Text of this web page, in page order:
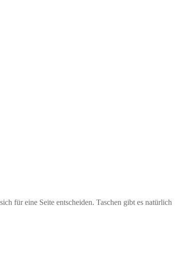
für eine Seite entscheiden. Taschen gibt es natürlich